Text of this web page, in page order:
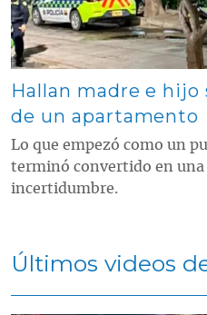
Hallan madre e
de un apartamento
Lo que empezó como un
terminó convertido en una
incertidumbre.
Últimos videos